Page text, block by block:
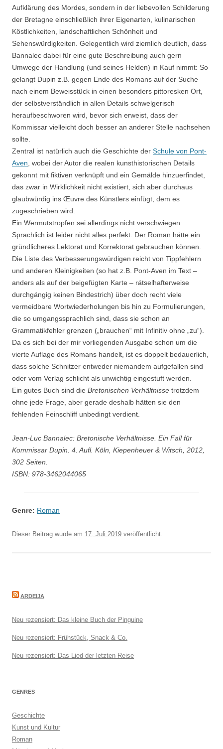
Aufklärung des Mordes, sondern in der liebevollen Schilderung
der Bretagne einschließlich ihrer Eigenarten, kulinarischen
Köstlichkeiten, landschaftlichen Schönheit und
Sehenswürdigkeiten. Gelegentlich wird ziemlich deutlich, dass
Bannalec dabei für eine gute Beschreibung auch gern
Umwege der Handlung (und seines Helden) in Kauf nimmt: So
gelangt Dupin z.B. gegen Ende des Romans auf der Suche
nach einem Beweisstück in einen besonders pittoresken Ort,
der selbstverständlich in allen Details schwelgerisch
heraufbeschworen wird, bevor sich erweist, dass der
Kommissar vielleicht doch besser an anderer Stelle nachsehen
sollte.
Zentral ist natürlich auch die Geschichte der Schule von Pont-
Aven , wobei der Autor die realen kunsthistorischen Details
gekonnt mit fiktiven verknüpft und ein Gemälde hinzuerfindet,
das zwar in Wirklichkeit nicht existiert, sich aber durchaus
glaubwürdig ins Œuvre des Künstlers einfügt, dem es
zugeschrieben wird.
Ein Wermutstropfen sei allerdings nicht verschwiegen:
Sprachlich ist leider nicht alles perfekt. Der Roman hätte ein
gründlicheres Lektorat und Korrektorat gebrauchen können.
Die Liste des Verbesserungswürdigen reicht von Tippfehlern
und anderen Kleinigkeiten (so hat z.B. Pont-Aven im Text –
anders als auf der beigefügten Karte – rätselhafterweise
durchgängig keinen Bindestrich) über doch recht viele
vermeidbare Wortwiederholungen bis hin zu Formulierungen,
die so umgangssprachlich sind, dass sie schon an
Grammatikfehler grenzen („brauchen“ mit Infinitiv ohne „zu“).
Da es sich bei der mir vorliegenden Ausgabe schon um die
vierte Auflage des Romans handelt, ist es doppelt bedauerlich,
dass solche Schnitzer entweder niemandem aufgefallen sind
oder vom Verlag schlicht als unwichtig eingestuft werden.
Ein gutes Buch sind die Bretonischen Verhältnisse trotzdem
ohne jede Frage, aber gerade deshalb hätten sie den
fehlenden Feinschliff unbedingt verdient.
Jean-Luc Bannalec: Bretonische Verhältnisse. Ein Fall für
Kommissar Dupin. 4. Aufl. Köln, Kiepenheuer & Witsch, 2012,
302 Seiten.
ISBN: 978-3462044065
Genre: Roman
Dieser Beitrag wurde am 17. Juli 2019 veröffentlicht.
ARDEIJA
Neu rezensiert: Das kleine Buch der Pinguine
Neu rezensiert: Frühstück, Snack & Co.
Neu rezensiert: Das Lied der letzten Reise
GENRES
Geschichte
Kunst und Kultur
Roman